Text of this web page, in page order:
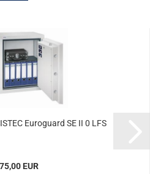
Eu­ro­guard SE II 0 LFS
EUR